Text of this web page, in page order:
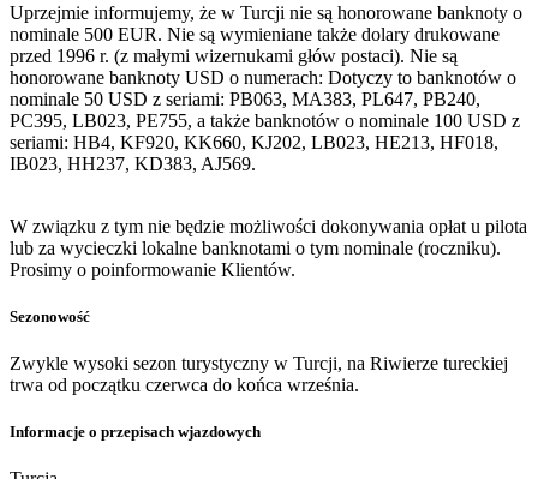
Uprzejmie informujemy, że w Turcji nie są honorowane banknoty o
nominale 500 EUR. Nie są wymieniane także dolary drukowane
przed 1996 r. (z małymi wizernukami głów postaci). Nie są
honorowane banknoty USD o numerach: Dotyczy to banknotów o
nominale 50 USD z seriami: PB063, MA383, PL647, PB240,
PC395, LB023, PE755, a także banknotów o nominale 100 USD z
seriami: HB4, KF920, KK660, KJ202, LB023, HE213, HF018,
IB023, HH237, KD383, AJ569.
W związku z tym nie będzie możliwości dokonywania opłat u pilota
lub za wycieczki lokalne banknotami o tym nominale (roczniku).
Prosimy o poinformowanie Klientów.
Sezonowość
Zwykle wysoki sezon turystyczny w Turcji, na Riwierze tureckiej
trwa od początku czerwca do końca września.
Informacje o przepisach wjazdowych